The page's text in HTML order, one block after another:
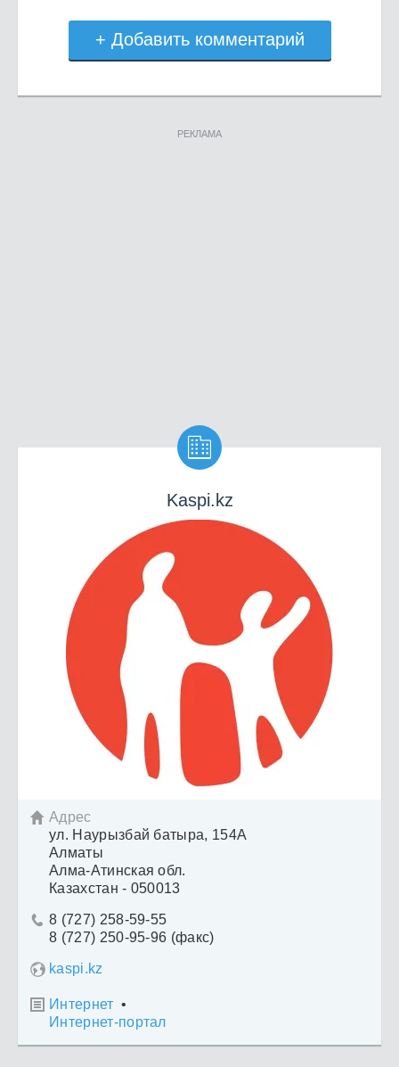
+ Добавить комментарий
РЕКЛАМА

Kaspi.kz
 Адрес
ул. Наурызбай батыра, 154А
Алматы
Алма-Атинская обл.
Казахстан - 050013
 8 (727) 258-59-55
8 (727) 250-95-96 (факс)
kaspi.kz
 Интернет •
Интернет-портал